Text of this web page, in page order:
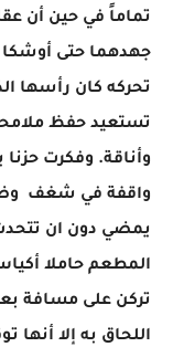
تماماً في حين أن
جهدهما حتى أوشكا
تحركه كان رأسها
تستعيد حفظ ملامحه
وأناقة. وفكرت حزنا
واقفة في شغف
يمضي دون ان
المطعم حاملا
تركن على مسافة
اللحاق به إلا